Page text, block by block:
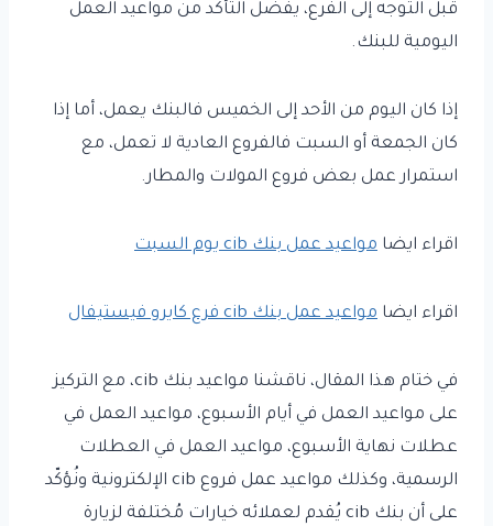
قبل التوجه إلى الفرع، يفضّل التأكد من مواعيد العمل
اليومية للبنك.
إذا كان اليوم من الأحد إلى الخميس فالبنك يعمل، أما إذا
كان الجمعة أو السبت فالفروع العادية لا تعمل، مع
استمرار عمل بعض فروع المولات والمطار.
اقراء ايضا مواعيد عمل بنك cib يوم السبت
اقراء ايضا مواعيد عمل بنك cib فرع كايرو فيستيفال
في ختام هذا المقال، ناقشنا مواعيد بنك cib، مع التركيز
على مواعيد العمل في أيام الأسبوع، مواعيد العمل في
عطلات نهاية الأسبوع، مواعيد العمل في العطلات
الرسمية، وكذلك مواعيد عمل فروع cib الإلكترونية ونُؤكّد
على أن بنك cib يُقدم لعملائه خيارات مُختلفة لزيارة